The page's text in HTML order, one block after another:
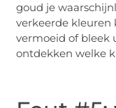
goud je
verkeerde kleuren
vermoeid of bleek
ontdekken welke